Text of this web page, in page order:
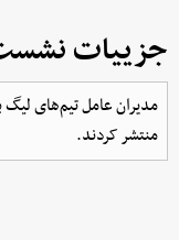
جزییات نشست
مدیران عامل تیم‌های
منتشر کردند.